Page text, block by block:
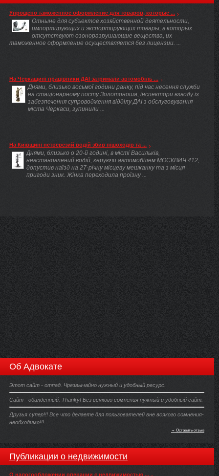
Упрощено таможенное оформление для товаров, которые ...
Отныне для субъектов хозяйственной деятельности,
импортирующих и экспортирующих товары, в которых
отсутствуют озоноразрушающие вещества, их
таможенное оформление осуществляется без лицензии. ...
На Черкащині працівники ДАІ затримали автомобіль ...
Днями, близько восьмої години ранку, під час несення служби
на стаціонарному посту Золотоноша, інспектори взводу із
забезпечення супроводження відділу ДАІ з обслуговування
міста Черкаси, зупинили ...
На Київщині нетверезий водій збив пішоходів та ...
Днями, близько о 20-й годині, в місті Васильків,
невстановлений водій, керуючи автомобілем МОСКВИЧ 412,
допустив наїзд на 27-річну місцеву мешканку та з місця
пригоди зник. Жінка переходила проїзну ...
Об Адвокате
Этот сайт - отпад. Чрезвычайно нужный и удобный ресурс.
Сайт - обалденный. Thanky! Без всякого сомнения нужный и удобный сайт.
Друзья супер!!! Все что делаете для пользователей вне всякого сомнения-
необходимо!!!
→ Оставить отзыв
Публикации о недвижимости
О налогообложении операции с недвижимостью ...